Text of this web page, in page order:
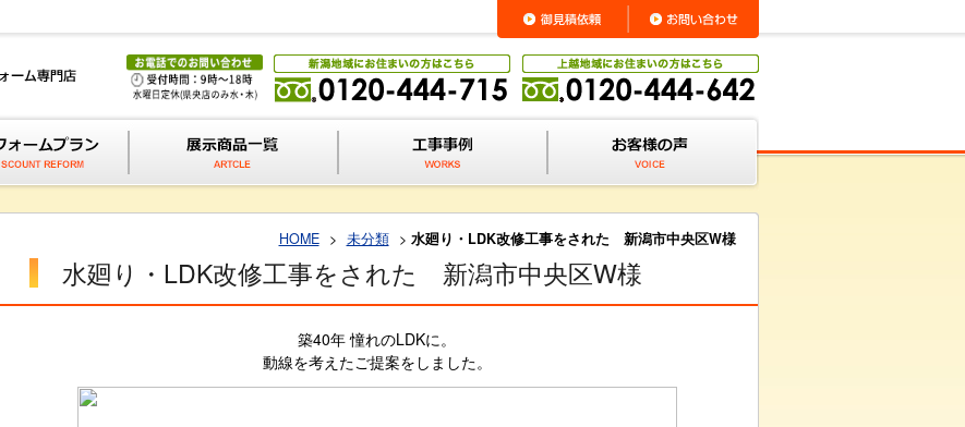
HOME > 未分類 > 水廻り・LDK改修工事をされた 新潟市中央区W様
水廻り・LDK改修工事をされた 新潟市中央区W様
築40年 憧れのLDKに。
動線を考えたご提案をしました。